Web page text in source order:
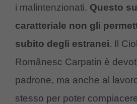
i malintenzionati. Questo
caratteriale non gli
subito degli estranei. Il
Românesc Carpatin è
padrone, ma anche al
stesso per poter